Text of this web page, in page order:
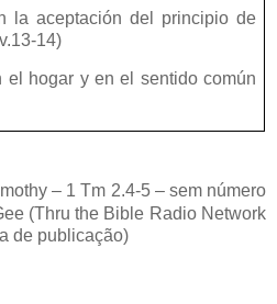
la aceptación del principio de
14)
el hogar y en el sentido común
– 1 Tm 2.4-5 – sem número
(Thru the Bible Radio Network
de publicação)